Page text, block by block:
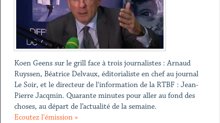
Koen Geens sur le grill face à trois journalistes : Arnaud
Ruyssen, Béatrice Delvaux, éditorialiste en chef au journal
Le Soir, et le directeur de l'information de la RTBF : Jean-
Pierre Jacqmin. Quarante minutes pour aller au fond des
choses, au départ de l’actualité de la semaine.
Ecoutez l'émission »